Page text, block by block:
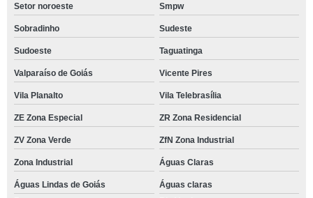
Setor noroeste Smpw
Sobradinho Sudeste
Sudoeste Taguatinga
Valparaíso de Goiás Vicente Pires
Vila Planalto Vila Telebrasília
ZE Zona Especial ZR Zona Residencial
ZV Zona Verde ZfN Zona Industrial
Zona Industrial Águas Claras
Águas Lindas de Goiás
Águas claras